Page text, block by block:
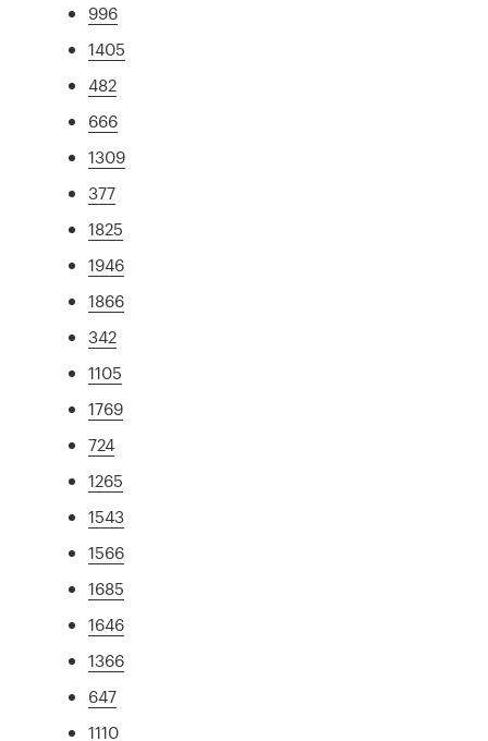
996
1405
482
666
1309
377
1825
1946
1866
342
1105
1769
724
1265
1543
1566
1685
1646
1366
647
1110